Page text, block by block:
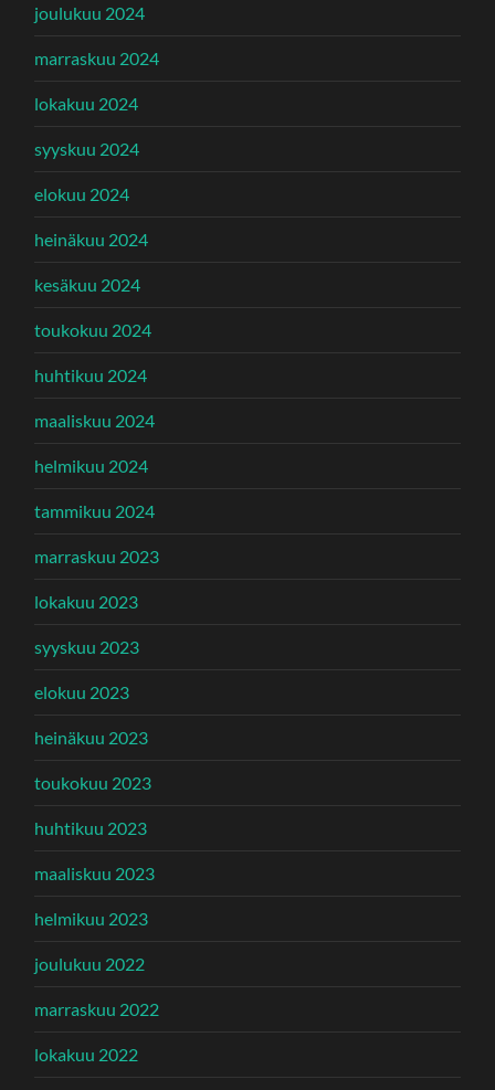
joulukuu 2024
marraskuu 2024
lokakuu 2024
syyskuu 2024
elokuu 2024
heinäkuu 2024
kesäkuu 2024
toukokuu 2024
huhtikuu 2024
maaliskuu 2024
helmikuu 2024
tammikuu 2024
marraskuu 2023
lokakuu 2023
syyskuu 2023
elokuu 2023
heinäkuu 2023
toukokuu 2023
huhtikuu 2023
maaliskuu 2023
helmikuu 2023
joulukuu 2022
marraskuu 2022
lokakuu 2022